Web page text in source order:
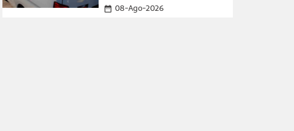
date_range 08-Ago-2026